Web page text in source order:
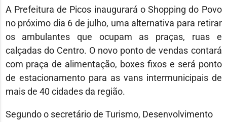
A Prefeitura de Picos inaugurará o Shopping do Povo
no próximo dia 6 de julho, uma alternativa para retirar
os ambulantes que ocupam as praças, ruas e
calçadas do Centro. O novo ponto de vendas contará
com praça de alimentação, boxes fixos e será ponto
de estacionamento para as vans intermunicipais de
mais de 40 cidades da região.
Segundo o secretário de Turismo, Desenvolvimento